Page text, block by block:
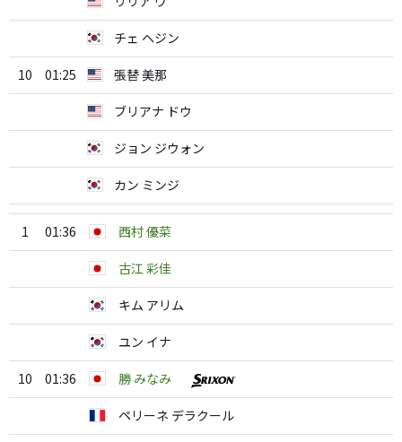
チェ ヘジン
10 01:25 張替 美那
ブリアナ ドウ
ジョン ジウォン
カン ミンジ
1 01:36 西村 優菜
古江 彩佳
キム アリム
ユン イナ
10 01:36 勝 みなみ
ペリーネ デラクール